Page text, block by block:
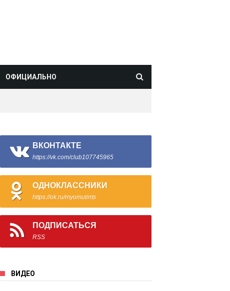
ОФИЦИАЛЬНО
ВКОНТАКТЕ
https://vk.com/club107745965
ОДНОКЛАССНИКИ
https://ok.ru/myomutints
ПОДПИСАТЬСЯ
RSS
ВИДЕО